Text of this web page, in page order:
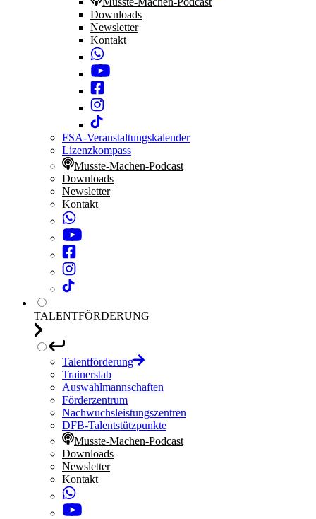
Downloads
Newsletter
Kontakt
FSA-Veranstaltungskalender
Lizenzkompass
Musste-Machen-Podcast
Downloads
Newsletter
Kontakt
TALENTFÖRDERUNG
Talentförderung
Trainerstab
Auswahlmannschaften
Förderzentrum
Nachwuchsleistungszentren
DFB-Talentstützpunkte
Musste-Machen-Podcast
Downloads
Newsletter
Kontakt